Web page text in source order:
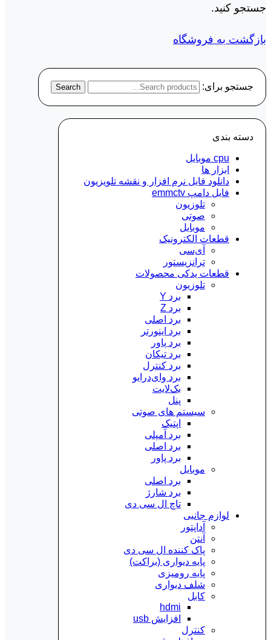
جستجو کنید.
بازگشت به فروشگاه
جستجو برای: Search
دسته‌ بندی
cpu موبایل
ابزار ها
دانلود فایل نرم افزار و نقشه تلویزیون
فایل دامپ emmctv
تلوزیون
صوتی
موبایل
قطعات الکترونیک
آی‌سی
ترانزیستور
قطعات یدکی محصولات
تلوزیون
برد Y
برد Z
برد اصلی
برد اینورتر
برد پاور
برد تیکان
برد کنترل
برد وای‌درایو
بک‌لایت
پنل
سیستم های صوتی
اپتیک
برد آمپلی
برد اصلی
برد پاور
موبایل
برد اصلی
برد شارژ
تاچ ال سی دی
لوازم جانبی
آداپتور
آنتن
پاک کننده ال سی دی
پایه دیواری (براکت)
پایه رومیزی
شلف دیواری
کابل
hdmi
افزایش usb
کنترل